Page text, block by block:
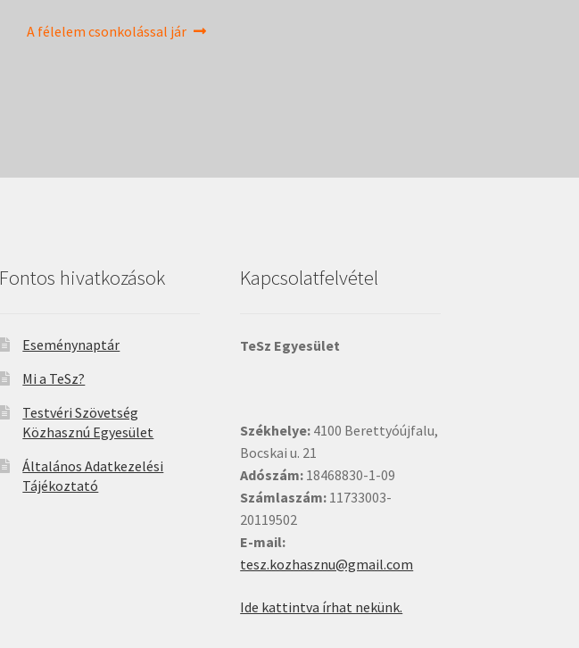
Next
A félelem csonkolással jár
Fontos hivatkozások
Eseménynaptár
Mi a TeSz?
Testvéri Szövetség
Közhasznú Egyesület
Általános Adatkezelési
Tájékoztató
Kapcsolatfelvétel
TeSz Egyesület
Székhelye: 4100 Berettyóújfalu,
Bocskai u. 21
Adószám: 18468830-1-09
Számlaszám: 11733003-
20119502
E-mail:
tesz.kozhasznu@gmail.com
Ide kattintva írhat nekünk.